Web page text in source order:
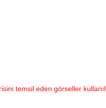
temsil eden görseller